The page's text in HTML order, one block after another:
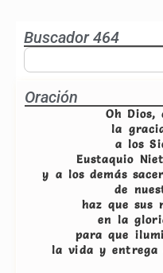
Buscador 464
Oración
Oh Dios,
la
a los
Eustaquio
y a los demás
de
haz que sus
en la
para que
la vida y entrega